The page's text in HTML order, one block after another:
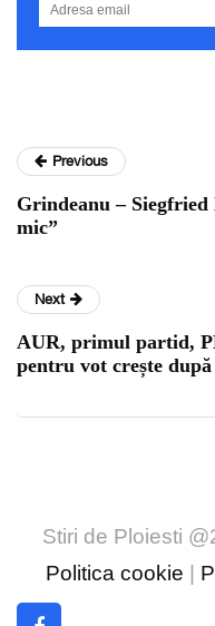
Previous
Grindeanu –
mic”
Next
AUR, primul partid,
pentru vot crește
Stiri de Ploiesti
Politica cookie |